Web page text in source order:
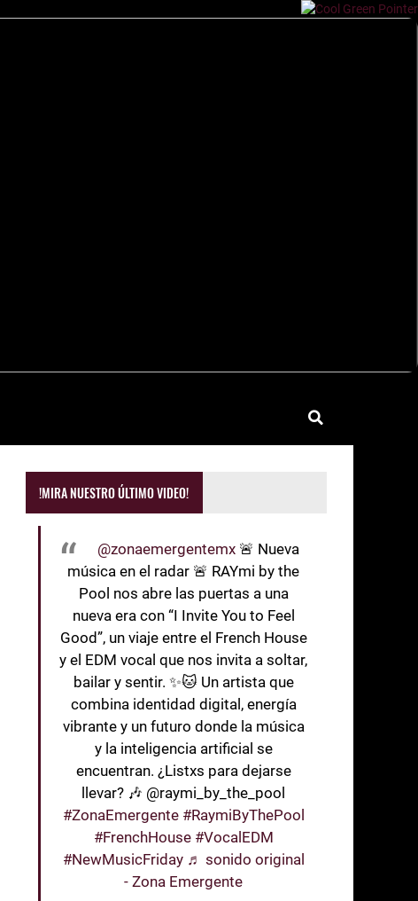
!MIRA NUESTRO ÚLTIMO VIDEO!
@zonaemergentemx 🚨 Nueva
música en el radar 🚨 RAYmi by the
Pool nos abre las puertas a una
nueva era con “I Invite You to Feel
Good”, un viaje entre el French House
y el EDM vocal que nos invita a soltar,
bailar y sentir. ✨🐱 Un artista que
combina identidad digital, energía
vibrante y un futuro donde la música
y la inteligencia artificial se
encuentran. ¿Listxs para dejarse
llevar? 🎶 @raymi_by_the_pool
#ZonaEmergente #RaymiByThePool
#FrenchHouse #VocalEDM
#NewMusicFriday ♬ sonido original
- Zona Emergente